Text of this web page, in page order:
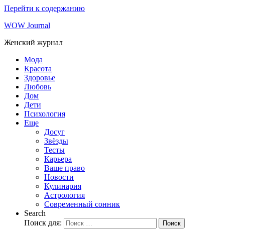
Перейти к содержанию
WOW Journal
Женский журнал
Мода
Красота
Здоровье
Любовь
Дом
Дети
Психология
Еще
Досуг
Звёзды
Тесты
Карьера
Ваше право
Новости
Кулинария
Астрология
Современный сонник
Search
Поиск для:
Поиск